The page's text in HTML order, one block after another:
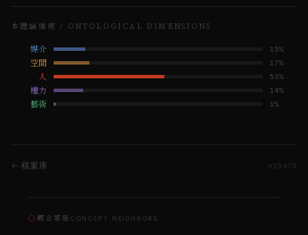
本體論維度 / ONTOLOGICAL DIMENSIONS
媒介 15%
空間 17%
人 53%
權力 14%
藝術 1%
← 檔案庫 15479
◇概念鄰居 CONCEPT NEIGHBORS